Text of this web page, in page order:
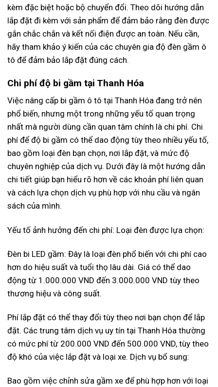
kèm đặc biệt hoặc bộ chuyển đổi. Theo dõi hướng dẫn
lắp đặt đi kèm với sản phẩm để đảm bảo rằng đèn được
gắn chắc chắn và kết nối điện được an toàn. Nếu cần,
hãy tham khảo ý kiến của các chuyên gia độ đèn gầm ô
tô để đảm bảo lắp đặt đúng cách.
Chi phí độ bi gầm tại Thanh Hóa
Việc nâng cấp bi gầm ô tô tại Thanh Hóa đang trở nên
phổ biến, nhưng một trong những yếu tố quan trọng
nhất mà người dùng cần quan tâm chính là chi phí. Chi
phí để độ bi gầm có thể dao động tùy theo nhiều yếu tố,
bao gồm loại đèn bạn chọn, nơi lắp đặt, và mức độ
chuyên nghiệp của dịch vụ. Dưới đây là một hướng dẫn
chi tiết giúp bạn hiểu rõ hơn về các khoản phí liên quan
và cách lựa chọn dịch vụ phù hợp với nhu cầu và ngân
sách của mình.
Yếu tố ảnh hưởng đến chi phí: Loại đèn được lựa chọn:
Đèn bi LED gầm: Đây là loại đèn phổ biến với chi phí cao
hơn do hiệu suất và tuổi thọ lâu dài. Giá có thể dao
động từ 1.000.000 VND đến 3.000.000 VND tùy theo
thương hiệu và công suất.
Phí lắp đặt có thể thay đổi tùy theo nơi bạn chọn để lắp
đặt. Các trung tâm dịch vụ uy tín tại Thanh Hóa thường
có mức phí từ 200.000 VND đến 500.000 VND, tùy theo
độ khó của việc lắp đặt và loại xe. Dịch vụ bổ sung:
Bao gồm việc chỉnh sửa gầm xe để phù hợp hơn với loại